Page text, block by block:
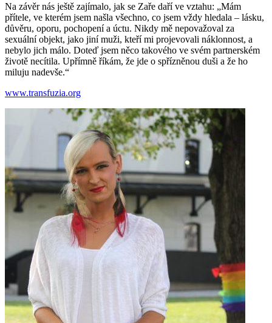
Na závěr nás ještě zajímalo, jak se Zaře daří ve vztahu: „Mám
přítele, ve kterém jsem našla všechno, co jsem vždy hledala – lásku,
důvěru, oporu, pochopení a úctu. Nikdy mě nepovažoval za
sexuální objekt, jako jiní muži, kteří mi projevovali náklonnost, a
nebylo jich málo. Doteď jsem něco takového ve svém partnerském
životě necítila. Upřímně říkám, že jde o spřízněnou duši a že ho
miluju nadevše.“
www.transfuzia.org